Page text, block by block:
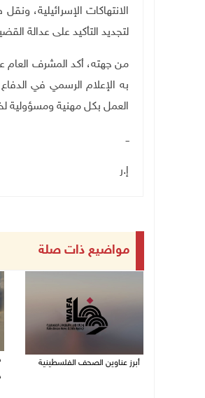
الانتهاكات الإسرائيلية،
لتجديد التأكيد على عدالة
من جهته، أكد المشرف العام
به الإعلام الرسمي في
العمل بكل مهنية ومسؤولية
ــ
إ.ر
مواضيع ذات صلة
أبرز عناوين الصحف الفلسطينية